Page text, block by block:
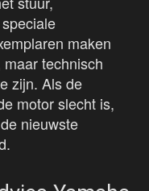
maken
technisch
zijn. Als de
motor slecht is,
nieuwste